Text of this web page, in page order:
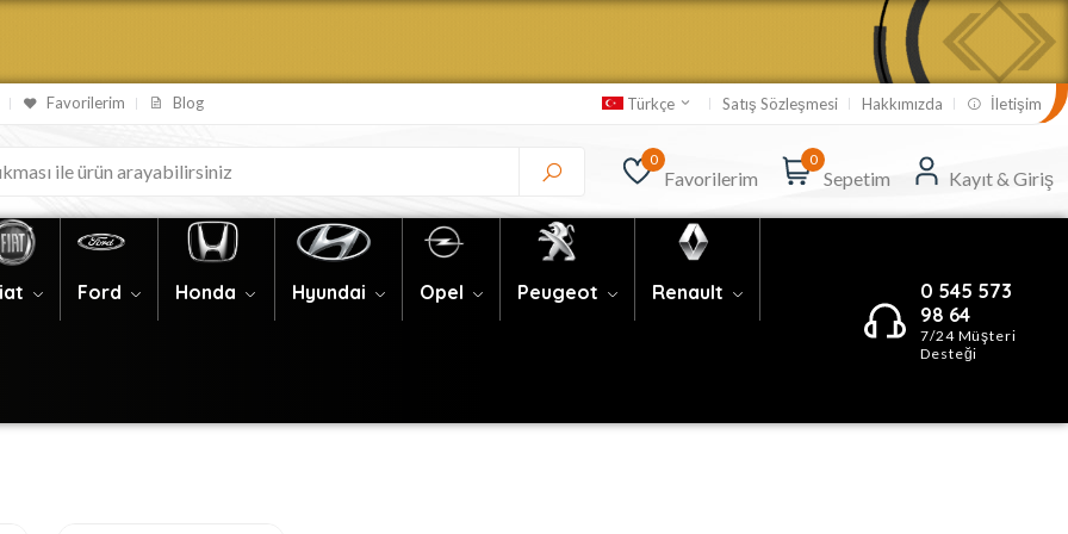
Favorilerim Blog Türkçe Satış Sözleşmesi Hakkımızda İletişim
0
Favorilerim
0
Sepetim Kayıt & Giriş
Ford Honda Hyundai Opel Peugeot Renault
0 545 573
98 64
7/24 Müşteri
Desteği